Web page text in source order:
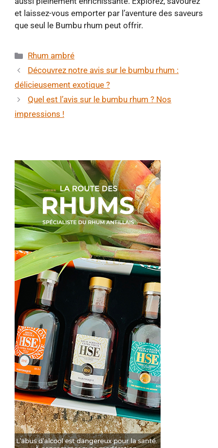
et laissez-vous emporter par l’aventure des saveurs
que seul le Bumbu rhum peut offrir.
Catégories
Rhum ambré
Découvrez notre avis sur le bumbu rhum :
délicieusement exotique ?
Quel est l’avis sur le bumbu rhum ? Nos
impressions !